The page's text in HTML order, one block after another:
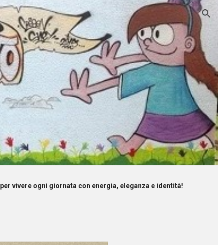
vivere ogni giornata con energia, eleganza e identità!